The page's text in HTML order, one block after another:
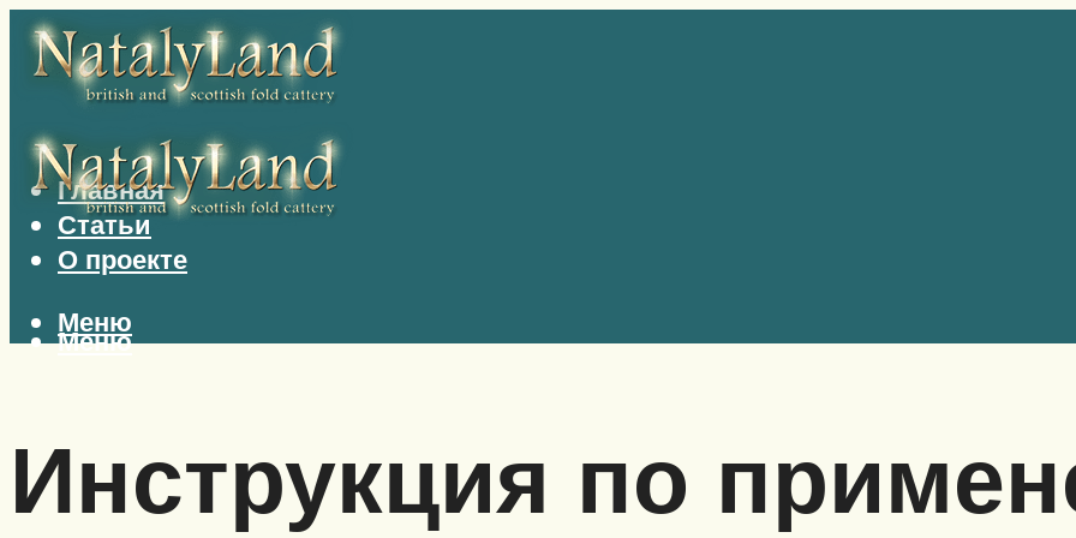
Главная
Статьи
О проекте
Меню
Меню
Инструкция по